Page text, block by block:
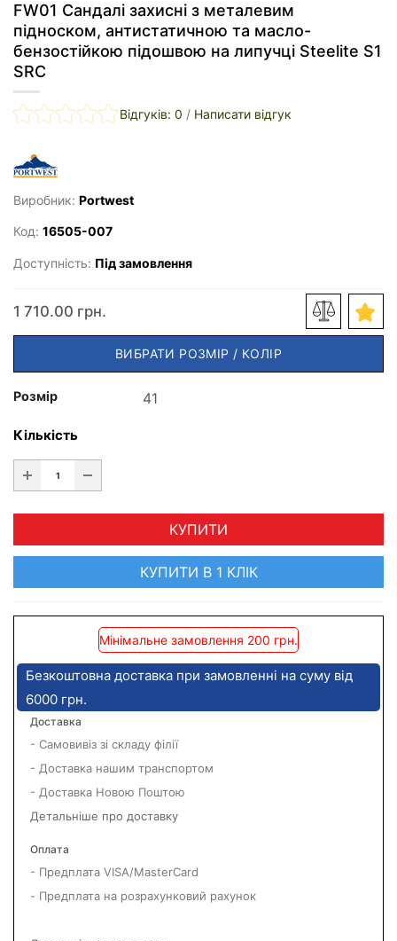
FW01 Сандалі захисні з металевим
підноском, антистатичною та масло-
бензостійкою підошвою на липучці Steelite S1
SRC
Відгуків: 0 / Написати відгук
Виробник: Portwest
Код: 16505-007
Доступність: Під замовлення
1 710.00 грн.
ВИБРАТИ РОЗМІР / КОЛІР
Розмір
Кількість
КУПИТИ
КУПИТИ В 1 КЛІК
Мінімальне замовлення 200 грн.
Безкоштовна доставка при замовленні на суму від
6000 грн.
Доставка
- Самовивіз зі складу філії
- Доставка нашим транспортом
- Доставка Новою Поштою
Детальніше про доставку
Оплата
- Предплата VISA/MasterCard
- Предплата на розрахунковий рахунок